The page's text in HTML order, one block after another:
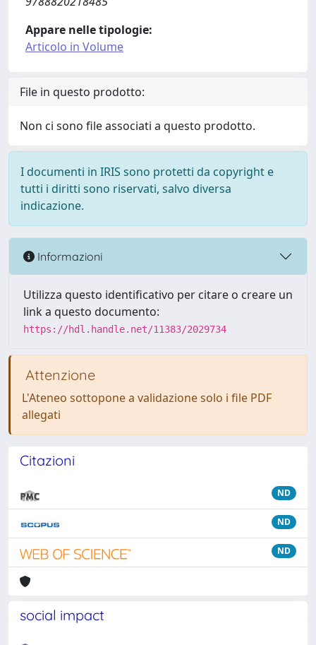
Appare nelle tipologie:
Articolo in Volume
File in questo prodotto:
Non ci sono file associati a questo prodotto.
I documenti in IRIS sono protetti da copyright e
tutti i diritti sono riservati, salvo diversa
indicazione.
Informazioni
Utilizza questo identificativo per citare o creare un
link a questo documento:
https://hdl.handle.net/11383/2029734
Attenzione
L'Ateneo sottopone a validazione solo i file PDF
allegati
Citazioni
ND
ND
ND
social impact